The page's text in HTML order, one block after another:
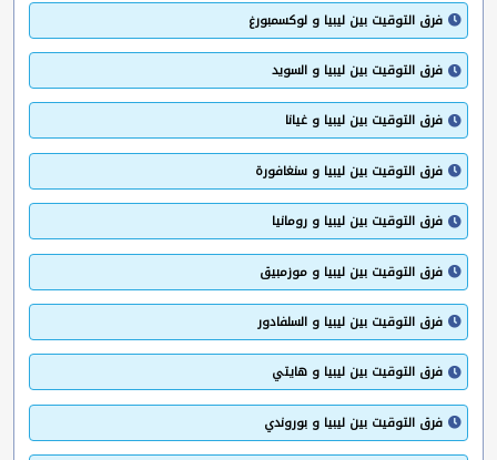
فرق التوقيت بين ليبيا و لوكسمبورغ
فرق التوقيت بين ليبيا و السويد
فرق التوقيت بين ليبيا و غيانا
فرق التوقيت بين ليبيا و سنغافورة
فرق التوقيت بين ليبيا و رومانيا
فرق التوقيت بين ليبيا و موزمبيق
فرق التوقيت بين ليبيا و السلفادور
فرق التوقيت بين ليبيا و هايتي
فرق التوقيت بين ليبيا و بوروندي